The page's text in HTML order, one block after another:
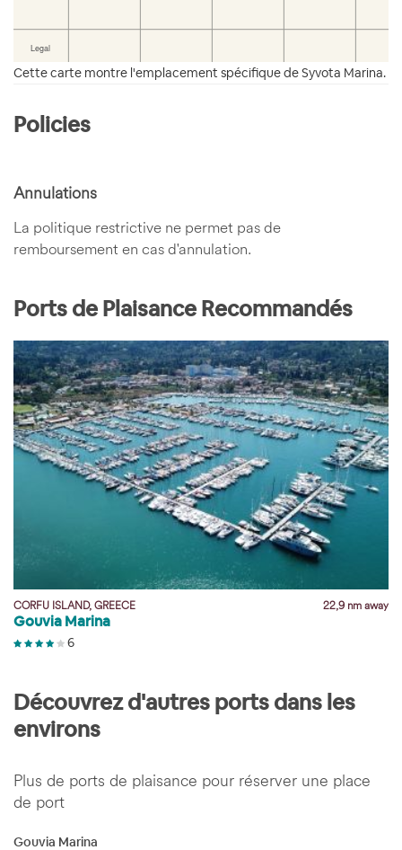
Cette carte montre l'emplacement spécifique de Syvota Marina.
Policies
Annulations
La politique restrictive ne permet pas de
remboursement en cas d'annulation.
Ports de Plaisance Recommandés
CORFU ISLAND, GREECE 22,9 nm away
Gouvia Marina
6
Découvrez d'autres ports dans les
environs
Plus de ports de plaisance pour réserver une place
de port
Gouvia Marina